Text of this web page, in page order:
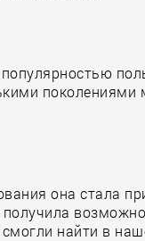
она стала
найти в